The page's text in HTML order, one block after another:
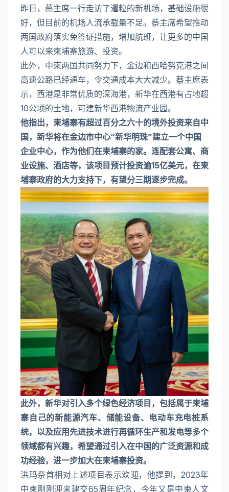
昨日，蔡主席一行走访了暹粒的新机场，基础设施很
好，但目前的机场人流承载量不足。蔡主席希望推动
两国政府落实免签证措施，增加航班，让更多的中国
人可以来柬埔寨旅游、投资。
此外，中柬两国共同努力下，金边和西哈努克港之间
高速公路已经通车，令交通成本大大减少。蔡主席表
示，西港是非常优质的深海港，新华在西港有占地超
10公顷的土地，可建新华西港物流产业园。
他指出，柬埔寨有超过百分之六十的境外投资来自中
国，新华将在金边市中心“新华明珠”建立一个中国
企业中心，作为他们在柬埔寨的家。连配套公寓、商
业设施、酒店等，该项目预计投资逾15亿美元，在柬
埔寨政府的大力支持下，有望分三期逐步完成。
此外，新华对引入多个绿色经济项目，包括属于柬埔
寨自己的新能源汽车、储能设备、电动车充电桩系
统，以及应用先进技术进行再循环生产和发电等多个
领域都有兴趣，希望通过引入在中国的广泛资源和成
功经验，进一步加大在柬埔寨投资。
洪玛奈首相对上述项目表示欢迎，他提到，2023年
中柬刚刚迎来建交65周年纪念，今年又是中柬人文